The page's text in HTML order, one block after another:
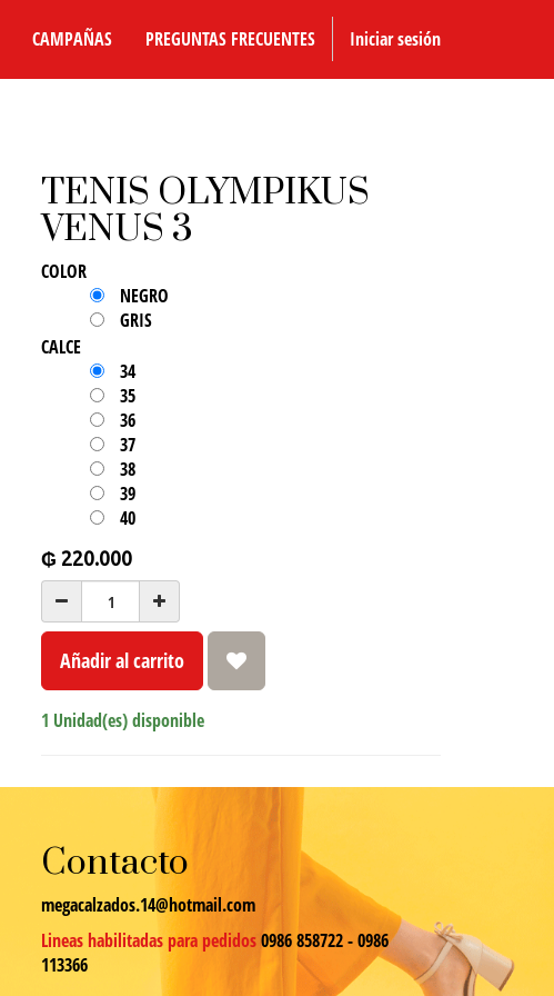
CAMPAÑAS PREGUNTAS FRECUENTES Iniciar sesión
TENIS OLYMPIKUS
VENUS 3
COLOR
NEGRO
GRIS
CALCE
34
35
36
37
38
39
40
₲ 220.000
Añadir al carrito
1 Unidad(es) disponible
Contacto
megacalzados.14@hotmail.com
Lineas habilitadas para pedidos0986 858722 - 0986
113366